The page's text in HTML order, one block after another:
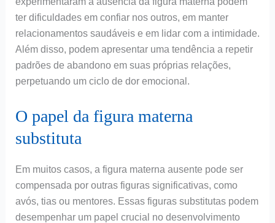
ter dificuldades em confiar nos outros, em manter
relacionamentos saudáveis e em lidar com a intimidade.
Além disso, podem apresentar uma tendência a repetir
padrões de abandono em suas próprias relações,
perpetuando um ciclo de dor emocional.
O papel da figura materna
substituta
Em muitos casos, a figura materna ausente pode ser
compensada por outras figuras significativas, como
avós, tias ou mentores. Essas figuras substitutas podem
desempenhar um papel crucial no desenvolvimento